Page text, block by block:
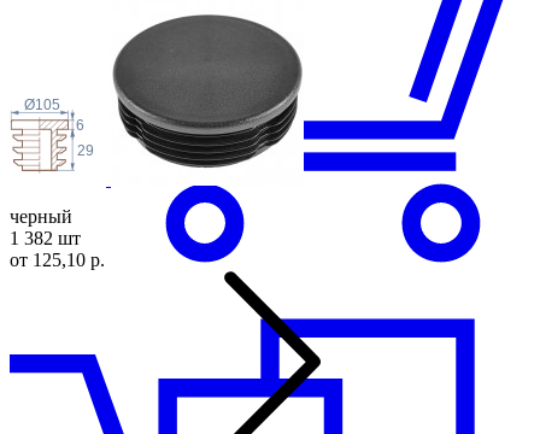
6
29
Ø105
черный
1 382 шт
от 125,10 р.